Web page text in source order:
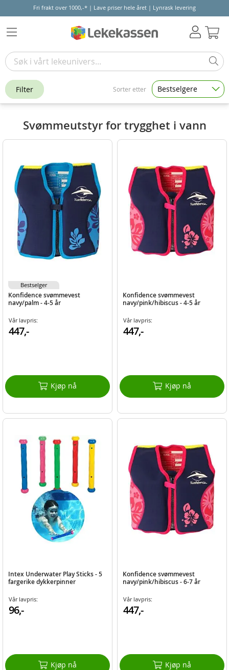
Fri frakt over 1000,-* | Lave priser hele året | Lynrask levering
Svømmeutstyr for trygghet i vann
Konfidence svømmevest
navy/palm - 4-5 år
Vår lavpris:
447,-
Kjøp nå
Bestselger
Konfidence svømmevest
navy/pink/hibiscus - 4-5 år
Vår lavpris:
447,-
Kjøp nå
Intex Underwater Play Sticks - 5
fargerike dykkerpinner
Vår lavpris:
96,-
Kjøp nå
Konfidence svømmevest
navy/pink/hibiscus - 6-7 år
Vår lavpris:
447,-
Kjøp nå
Filter Sorter etter Bestselgere